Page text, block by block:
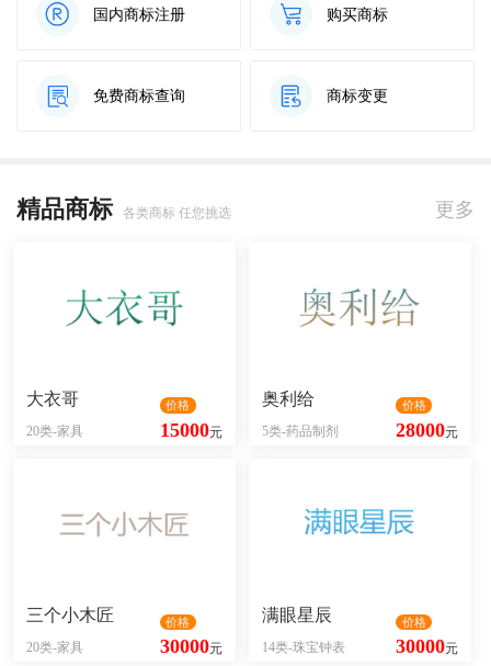
国内商标注册 购买商标
免费商标查询 商标变更
精品商标 各类商标 任您挑选 更多
大衣哥
20类-家具 15000元
价格 奥利给
5类-药品制剂 28000元
价格
三个小木匠
20类-家具 30000元
价格 满眼星辰
14类-珠宝钟表 30000元
价格